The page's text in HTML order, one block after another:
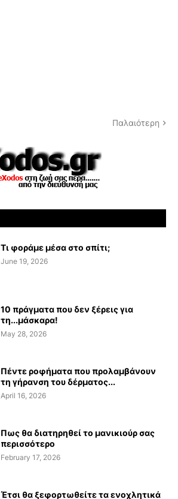
Παλαιότερη
Τι φοράμε μέσα στο σπίτι;
June 19, 2026
10 πράγματα που δεν ξέρεις για
τη...μάσκαρα!
May 28, 2026
Πέντε ροφήματα που προλαμβάνουν
τη γήρανση του δέρματος...
April 16, 2026
Πως θα διατηρηθεί το μανικιούρ σας
περισσότερο
February 17, 2026
Έτσι θα ξεφορτωθείτε τα ενοχλητικά